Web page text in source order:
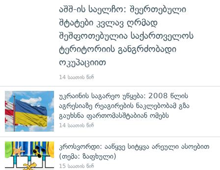
აშშ-ის საელჩო: შეერთებული
შტატები კვლავ ღრმად
შეშფოთებულია საქართველოს
ტერიტორიის განგრძობადი
ოკუპაციით
14 საათის წინ
უკრაინის საგარეო უწყება: 2008 წლის
აგრესიაზე რეაგირების ნაკლებობამ გზა
გაუხსნა ფართომასშტაბიან ომებს
14 საათის წინ
კროსვორდი: ააწყვე სიტყვა არეული ასოებით
(თემა: ზაფხული)
15 საათის წინ